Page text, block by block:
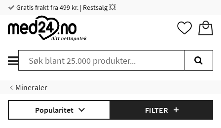
Gratis frakt fra 499 kr. | Restsalg 💥
Mineraler
Popularitet FILTER